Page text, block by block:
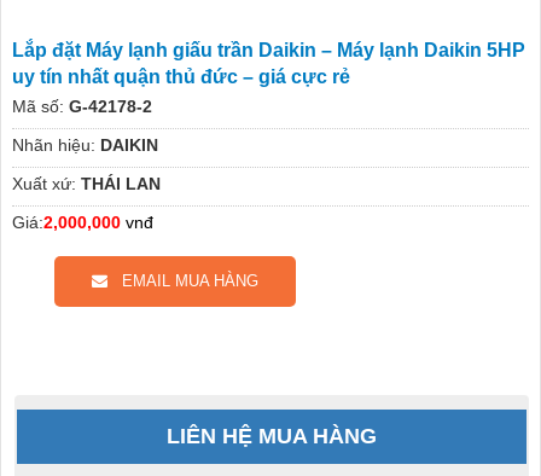
Lắp đặt Máy lạnh giấu trần Daikin – Máy lạnh Daikin 5HP
uy tín nhất quận thủ đức – giá cực rẻ
Mã số: G-42178-2
Nhãn hiệu: DAIKIN
Xuất xứ: THÁI LAN
Giá:2,000,000 vnđ
EMAIL MUA HÀNG
LIÊN HỆ MUA HÀNG